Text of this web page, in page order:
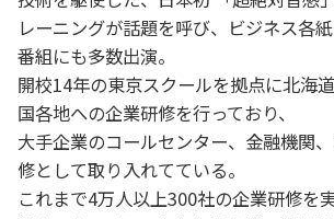
レーニングが話題を呼び、ビジネス各
番組にも多数出演。
開校14年の東京スクールを拠点に北海
国各地への企業研修を行っており、
大手企業のコールセンター、金融機関
修として取り入れてている。
これまで4万人以上300社の企業研修を実